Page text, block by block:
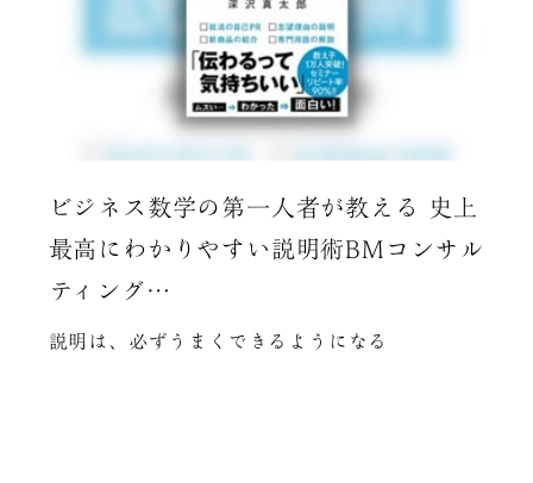
ビジネス数学の第一人者が教える 史上
最高にわかりやすい説明術BMコンサル
ティング…
説明は、必ずうまくできるようになる